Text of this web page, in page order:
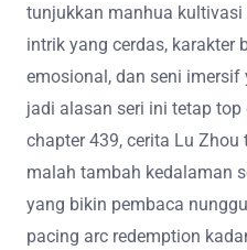
tunjukkan manhua
intrik yang cerdas, karakter
emosional, dan seni
jadi alasan seri ini tetap
chapter 439, cerita Lu Zhou
malah tambah kedalaman
yang bikin pembaca
pacing arc redemption